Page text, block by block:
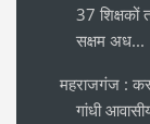
37 शिक्षकों
सक्षम अध...
महराजगंज :
गांधी